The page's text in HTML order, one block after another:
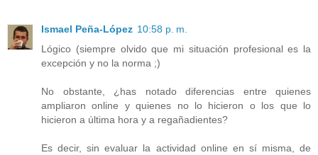
Ismael Peña-López 10:58 p. m.
Lógico (siempre olvido que mi situación profesional es la
excepción y no la norma ;)
No obstante, ¿has notado diferencias entre quienes
ampliaron online y quienes no lo hicieron o los que lo
hicieron a última hora y a regañadientes?
Es decir, sin evaluar la actividad online en sí misma, de